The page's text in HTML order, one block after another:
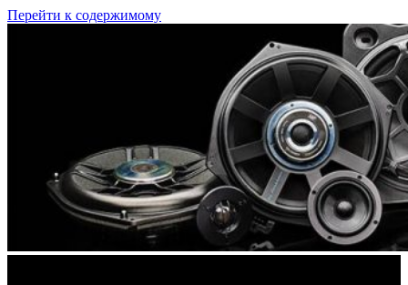
Перейти к содержимому